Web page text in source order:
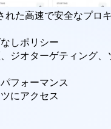
た高速で安全なプロ
しポリシー
ジオターゲティング
フォーマンス
にアクセス